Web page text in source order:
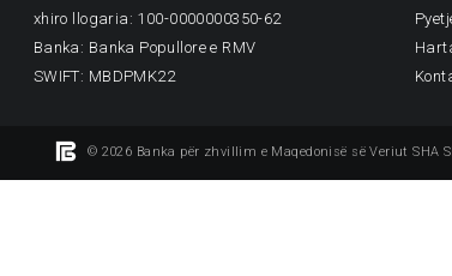
xhiro llogaria: 100-0000000350-62
Banka: Banka Popullore e RMV
SWIFT: MBDPMK22
© 2026 Banka për zhvillim e Maqedonisë së Veriut SHA